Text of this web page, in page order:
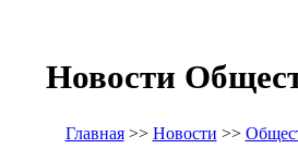
Новости
Главная>> Новости >>